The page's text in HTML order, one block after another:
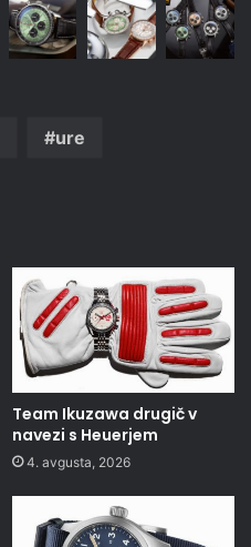
ure
Team Ikuzawa drugič v
navezi s Heuerjem
4. avgusta, 2026